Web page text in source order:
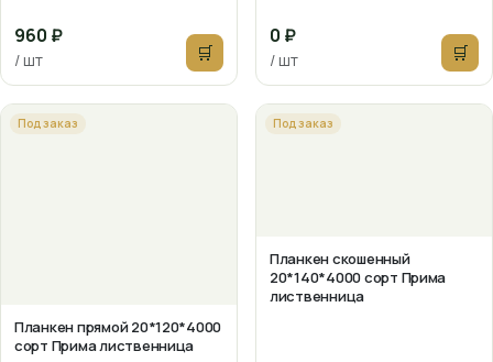
960 ₽
/ шт 🛒
0 ₽
/ шт 🛒
Под заказ
Планкен прямой 20*120*4000
сорт Прима лиственница
Под заказ
Планкен скошенный
20*140*4000 сорт Прима
лиственница